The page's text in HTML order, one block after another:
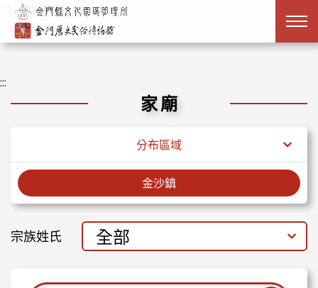
跳到主要內容
網站導覽
:::
家廟
分布區域
金沙鎮
宗族姓氏 全部